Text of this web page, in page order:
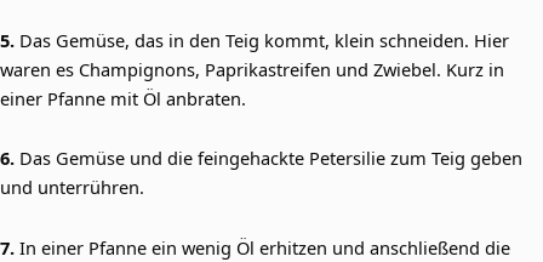
5. Das Gemüse, das in den Teig kommt, klein schneiden. Hier
waren es Champignons, Paprikastreifen und Zwiebel. Kurz in
einer Pfanne mit Öl anbraten.
6. Das Gemüse und die feingehackte Petersilie zum Teig geben
und unterrühren.
7. In einer Pfanne ein wenig Öl erhitzen und anschließend die